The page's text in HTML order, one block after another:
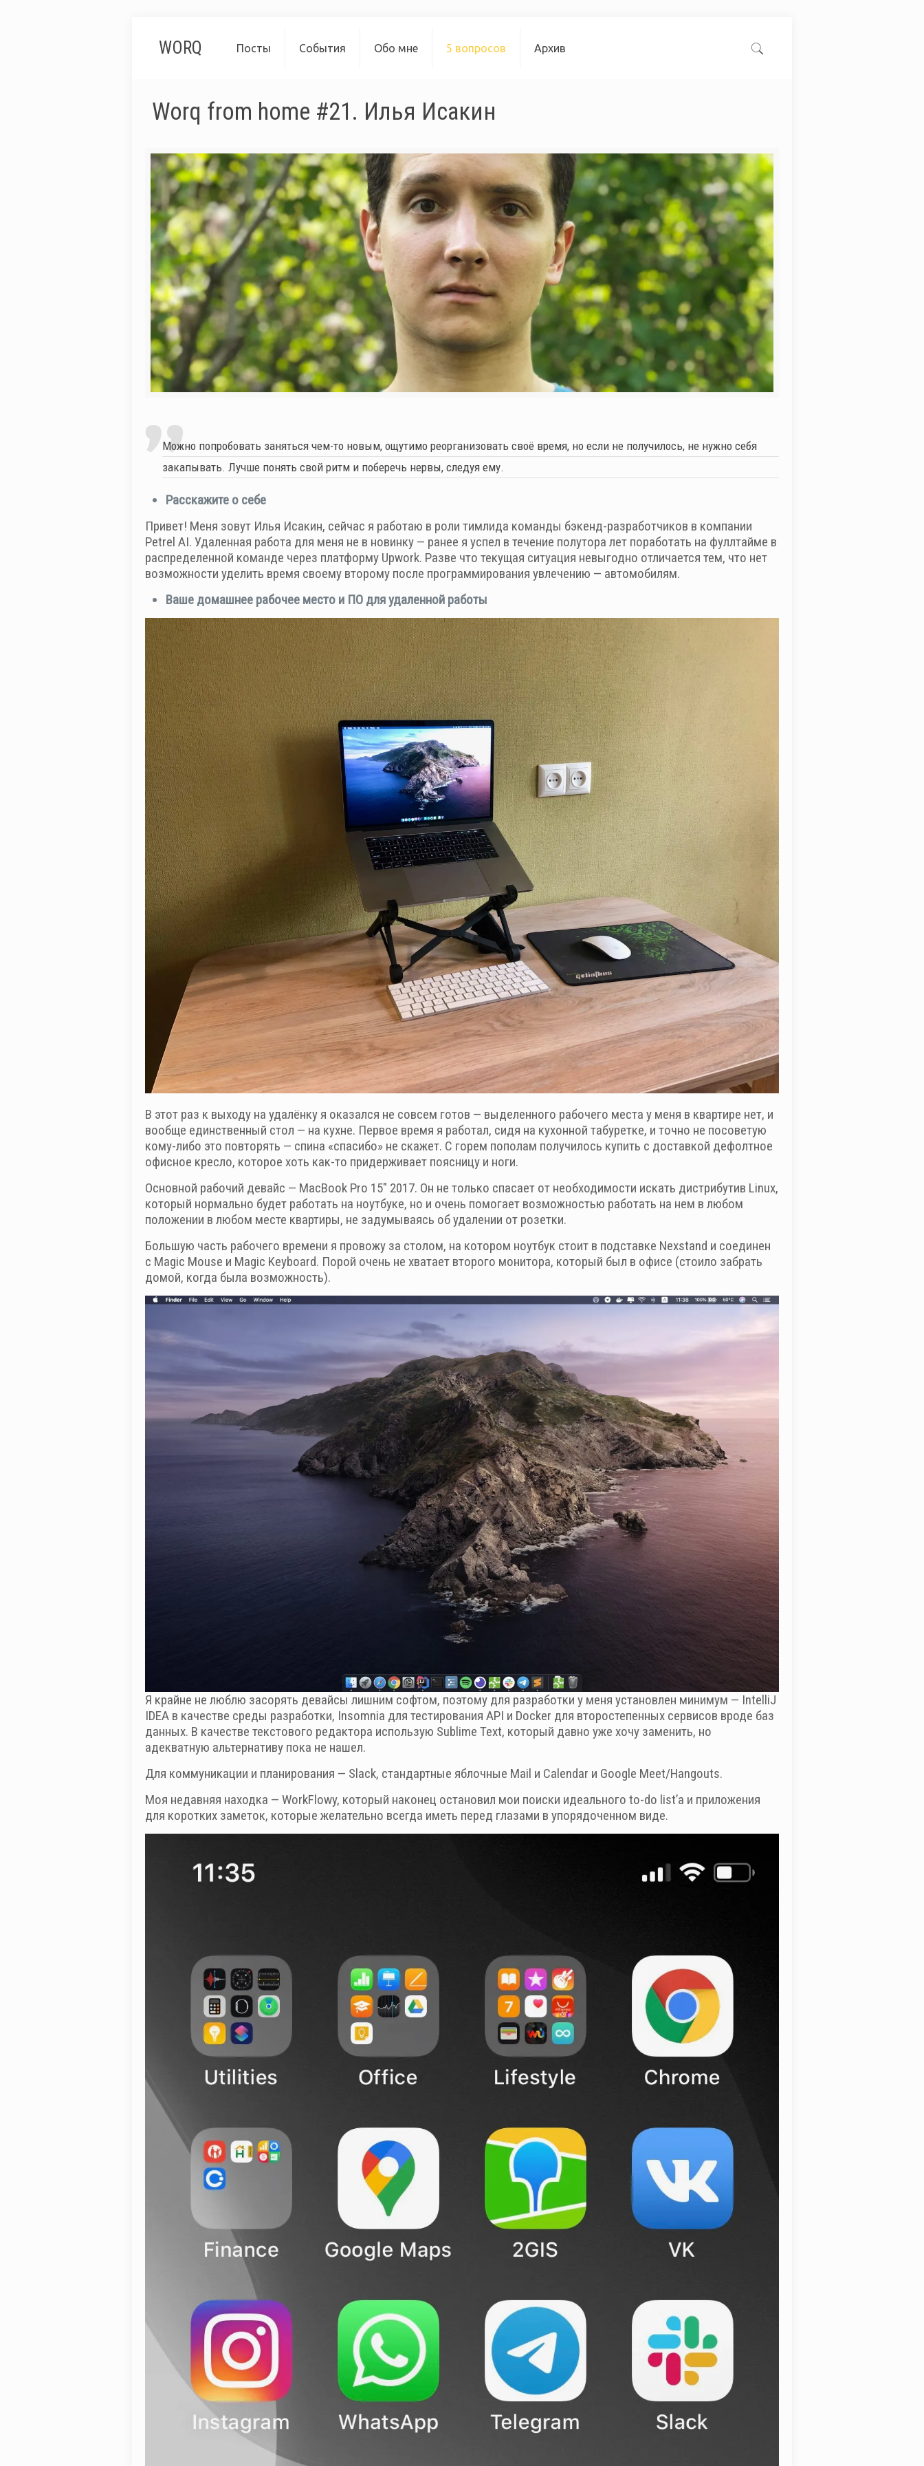
WORQ Посты События Обо мне 5 вопросов Архив
Worq from home #21. Илья Исакин
Можно попробовать заняться чем-то новым, ощутимо реорганизовать своё время, но если не получилось, не нужно себя
закапывать. Лучше понять свой ритм и поберечь нервы, следуя ему.
Расскажите о себе
Привет! Меня зовут Илья Исакин, сейчас я работаю в роли тимлида команды бэкенд-разработчиков в компании
Petrel AI. Удаленная работа для меня не в новинку — ранее я успел в течение полутора лет поработать на фуллтайме в
распределенной команде через платформу Upwork. Разве что текущая ситуация невыгодно отличается тем, что нет
возможности уделить время своему второму после программирования увлечению — автомобилям.
Ваше домашнее рабочее место и ПО для удаленной работы
В этот раз к выходу на удалёнку я оказался не совсем готов — выделенного рабочего места у меня в квартире нет, и
вообще единственный стол — на кухне. Первое время я работал, сидя на кухонной табуретке, и точно не посоветую
кому-либо это повторять — спина «спасибо» не скажет. С горем пополам получилось купить с доставкой дефолтное
офисное кресло, которое хоть как-то придерживает поясницу и ноги.
Основной рабочий девайс — MacBook Pro 15″ 2017. Он не только спасает от необходимости искать дистрибутив Linux,
который нормально будет работать на ноутбуке, но и очень помогает возможностью работать на нем в любом
положении в любом месте квартиры, не задумываясь об удалении от розетки.
Большую часть рабочего времени я провожу за столом, на котором ноутбук стоит в подставке Nexstand и соединен
с Magic Mouse и Magic Keyboard. Порой очень не хватает второго монитора, который был в офисе (стоило забрать
домой, когда была возможность).
Я крайне не люблю засорять девайсы лишним софтом, поэтому для разработки у меня установлен минимум — IntelliJ
IDEA в качестве среды разработки, Insomnia для тестирования API и Docker для второстепенных сервисов вроде баз
данных. В качестве текстового редактора использую Sublime Text, который давно уже хочу заменить, но
адекватную альтернативу пока не нашел.
Для коммуникации и планирования — Slack, стандартные яблочные Mail и Calendar и Google Meet/Hangouts.
Моя недавняя находка — WorkFlowy, который наконец остановил мои поиски идеального to-do list’а и приложения
для коротких заметок, которые желательно всегда иметь перед глазами в упорядоченном виде.